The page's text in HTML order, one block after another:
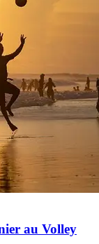
au Volley